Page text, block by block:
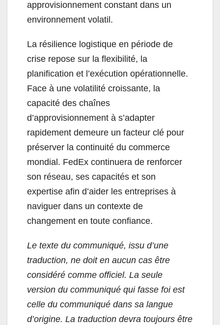
approvisionnement constant dans un
environnement volatil.
La résilience logistique en période de
crise repose sur la flexibilité, la
planification et l’exécution opérationnelle.
Face à une volatilité croissante, la
capacité des chaînes
d’approvisionnement à s’adapter
rapidement demeure un facteur clé pour
préserver la continuité du commerce
mondial. FedEx continuera de renforcer
son réseau, ses capacités et son
expertise afin d’aider les entreprises à
naviguer dans un contexte de
changement en toute confiance.
Le texte du communiqué, issu d’une
traduction, ne doit en aucun cas être
considéré comme officiel. La seule
version du communiqué qui fasse foi est
celle du communiqué dans sa langue
d’origine. La traduction devra toujours être